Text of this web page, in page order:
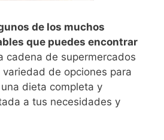
de los muchos
que puedes encontrar
cadena de supermercados
de opciones para
dieta completa y
a tus necesidades y